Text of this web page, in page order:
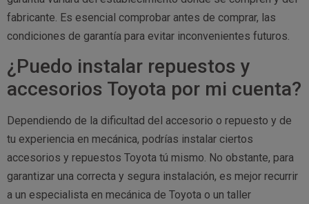
fabricante. Es esencial comprobar antes de comprar, las
condiciones de garantía para evitar inconvenientes futuros.
¿Puedo instalar repuestos y
accesorios Toyota por mi cuenta?
Dependiendo de la dificultad del accesorio o repuesto y de
tu experiencia en mecánica, podrías instalar ciertos
accesorios y repuestos Toyota tú mismo. No obstante, para
garantizar una correcta y segura instalación, es mejor recurrir
a un especialista en mecánica de Toyota o un taller